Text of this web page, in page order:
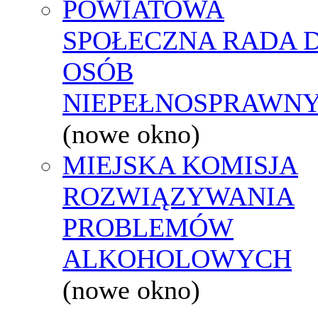
POWIATOWA
SPOŁECZNA RADA
OSÓB
(nowe okno)
MIEJSKA KOMISJA
ROZWIĄZYWANIA
PROBLEMÓW
ALKOHOLOWYCH
(nowe okno)